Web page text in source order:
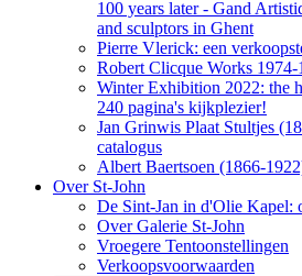
100 years later - Gand
and sculptors in Ghent
Pierre Vlerick: een
Robert Clicque Works 1974-
Winter Exhibition 2022: the
240 pagina's kijkplezier!
Jan Grinwis Plaat Stultjes
catalogus
Albert Baertsoen (1866-
Over St-John
De Sint-Jan in d'Olie Kapel:
Over Galerie St-John
Vroegere Tentoonstellingen
Verkoopsvoorwaarden